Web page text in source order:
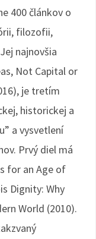
400 článkov o
filozofii,
najnovšia
Not Capital or
je tretím
historickej a
a vysvetlení
Prvý diel má
for an Age of
Dignity: Why
World (2010).